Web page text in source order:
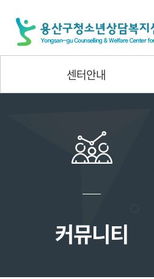
센터안내
커뮤니티